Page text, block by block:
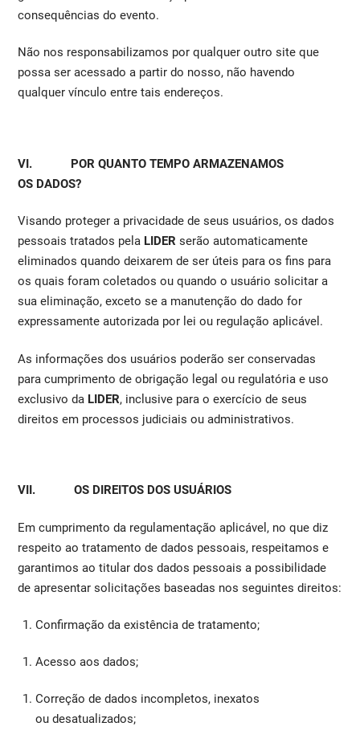
consequências do evento.
Não nos responsabilizamos por qualquer outro site que
possa ser acessado a partir do nosso, não havendo
qualquer vínculo entre tais endereços.
VI. POR QUANTO TEMPO ARMAZENAMOS
OS DADOS?
Visando proteger a privacidade de seus usuários, os dados
pessoais tratados pela LIDER serão automaticamente
eliminados quando deixarem de ser úteis para os fins para
os quais foram coletados ou quando o usuário solicitar a
sua eliminação, exceto se a manutenção do dado for
expressamente autorizada por lei ou regulação aplicável.
As informações dos usuários poderão ser conservadas
para cumprimento de obrigação legal ou regulatória e uso
exclusivo da LIDER, inclusive para o exercício de seus
direitos em processos judiciais ou administrativos.
VII. OS DIREITOS DOS USUÁRIOS
Em cumprimento da regulamentação aplicável, no que diz
respeito ao tratamento de dados pessoais, respeitamos e
garantimos ao titular dos dados pessoais a possibilidade
de apresentar solicitações baseadas nos seguintes direitos:
Confirmação da existência de tratamento;
Acesso aos dados;
Correção de dados incompletos, inexatos
ou desatualizados;